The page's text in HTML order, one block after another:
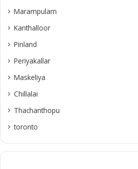
Marampulam
Kanthalloor
Pinland
Periyakallar
Maskeliya
Chillalai
Thachanthopu
toronto